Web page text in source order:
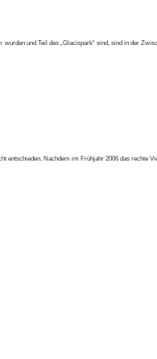
und Teil des „Glacispark“ sind, sind in der
entschieden. Nachdem im Frühjahr 2006 das